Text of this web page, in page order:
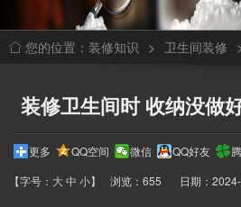
您的位置： 装修知识 > 卫生间装修
装修卫生间时 收纳没做
更多 QQ空间 微信 QQ好友
【字号： 大中 小】 浏览：655 日期：